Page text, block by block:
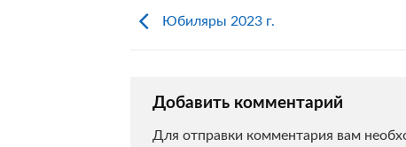
Юбиляры 2023 г.
Добавить комментарий
Для отправки комментария вам